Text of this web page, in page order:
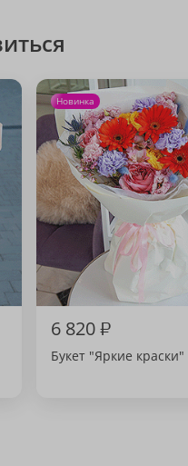
Новинка
6 820₽
Букет "Яркие краски"